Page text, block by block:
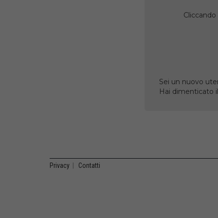
Sei un nuovo
Hai dimenticato
Privacy Contatti